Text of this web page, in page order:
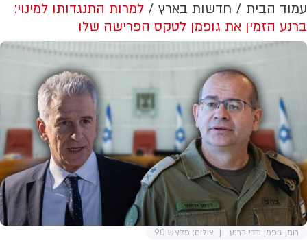
עמוד הבית חדשות בארץ
למרות התנגדותו למינוי:
ברנע הזמין את גופמן לטקס הפרישה שלו
רומן גופמן ודדי ברנע צילום: פלאש 90